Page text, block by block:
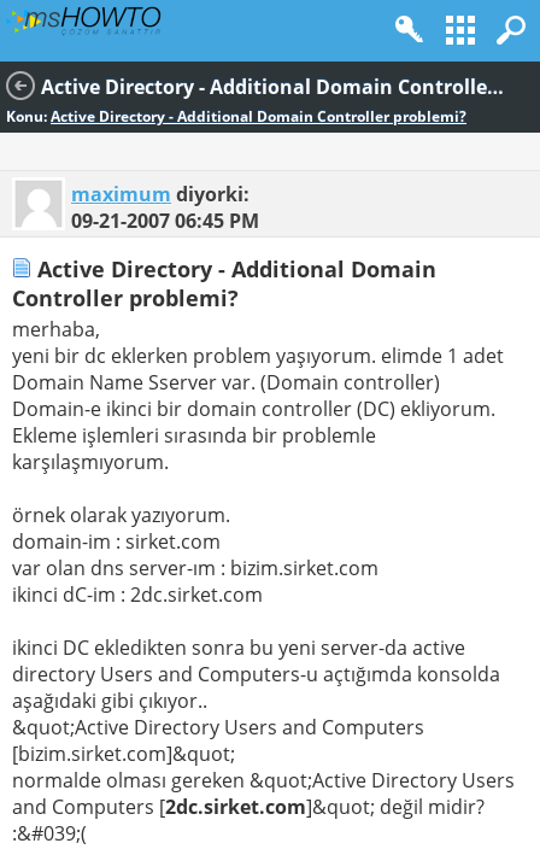
Active Directory - Additional Domain Controller problemi?
Konu:Active Directory - Additional Domain Controller problemi?
maximum diyorki:
09-21-200706:45 PM
Active Directory - Additional Domain
Controller problemi?
merhaba,
yeni bir dc eklerken problem yaşıyorum. elimde 1 adet
Domain Name Sserver var. (Domain controller)
Domain-e ikinci bir domain controller (DC) ekliyorum.
Ekleme işlemleri sırasında bir problemle
karşılaşmıyorum.
örnek olarak yazıyorum.
domain-im : sirket.com
var olan dns server-ım : bizim.sirket.com
ikinci dC-im : 2dc.sirket.com
ikinci DC ekledikten sonra bu yeni server-da active
directory Users and Computers-u açtığımda konsolda
aşağıdaki gibi çıkıyor..
&quot;Active Directory Users and Computers
[bizim.sirket.com]&quot;
normalde olması gereken &quot;Active Directory Users
and Computers [2dc.sirket.com]&quot; değil midir?
:&#039;(